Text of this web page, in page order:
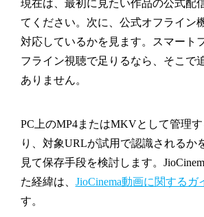
現在は、最初に見たい作品の公式配
てください。次に、公式オフライン
対応しているかを見ます。スマート
フライン視聴で足りるなら、そこで
ありません。
PC上のMP4またはMKVとして管理
り、対象URLが試用で認識されるか
見て保存手段を検討します。
た経緯は、 JioCinema動画に関するガ
す。